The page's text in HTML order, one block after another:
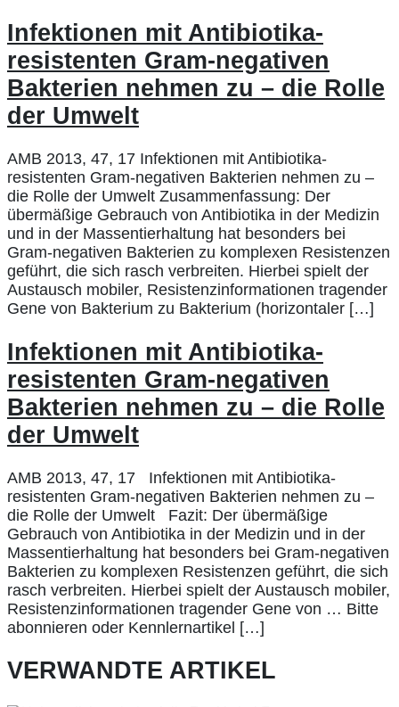
Infektionen mit Antibiotika-
resistenten Gram-negativen
Bakterien nehmen zu – die Rolle
der Umwelt
AMB 2013, 47, 17 Infektionen mit Antibiotika-
resistenten Gram-negativen Bakterien nehmen zu –
die Rolle der Umwelt Zusammenfassung: Der
übermäßige Gebrauch von Antibiotika in der Medizin
und in der Massentierhaltung hat besonders bei
Gram-negativen Bakterien zu komplexen Resistenzen
geführt, die sich rasch verbreiten. Hierbei spielt der
Austausch mobiler, Resistenzinformationen tragender
Gene von Bakterium zu Bakterium (horizontaler […]
Infektionen mit Antibiotika-
resistenten Gram-negativen
Bakterien nehmen zu – die Rolle
der Umwelt
AMB 2013, 47, 17 Infektionen mit Antibiotika-
resistenten Gram-negativen Bakterien nehmen zu –
die Rolle der Umwelt Fazit: Der übermäßige
Gebrauch von Antibiotika in der Medizin und in der
Massentierhaltung hat besonders bei Gram-negativen
Bakterien zu komplexen Resistenzen geführt, die sich
rasch verbreiten. Hierbei spielt der Austausch mobiler,
Resistenzinformationen tragender Gene von … Bitte
abonnieren oder Kennlernartikel […]
VERWANDTE ARTIKEL